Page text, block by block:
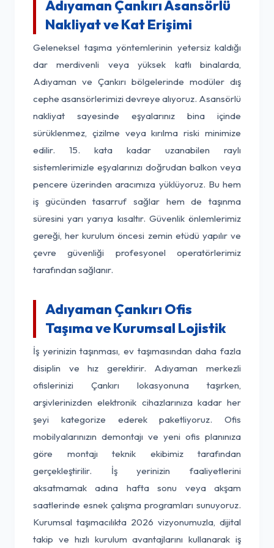
Adıyaman Çankırı Asansörlü
Nakliyat ve Kat Erişimi
Geleneksel taşıma yöntemlerinin yetersiz kaldığı
dar merdivenli veya yüksek katlı binalarda,
Adıyaman ve Çankırı bölgelerinde modüler dış
cephe asansörlerimizi devreye alıyoruz. Asansörlü
nakliyat sayesinde eşyalarınız bina içinde
sürüklenmez, çizilme veya kırılma riski minimize
edilir. 15. kata kadar uzanabilen raylı
sistemlerimizle eşyalarınızı doğrudan balkon veya
pencere üzerinden aracımıza yüklüyoruz. Bu hem
iş gücünden tasarruf sağlar hem de taşınma
süresini yarı yarıya kısaltır. Güvenlik önlemlerimiz
gereği, her kurulum öncesi zemin etüdü yapılır ve
çevre güvenliği profesyonel operatörlerimiz
tarafından sağlanır.
Adıyaman Çankırı Ofis
Taşıma ve Kurumsal Lojistik
İş yerinizin taşınması, ev taşımasından daha fazla
disiplin ve hız gerektirir. Adıyaman merkezli
ofislerinizi Çankırı lokasyonuna taşırken,
arşivlerinizden elektronik cihazlarınıza kadar her
şeyi kategorize ederek paketliyoruz. Ofis
mobilyalarınızın demontajı ve yeni ofis planınıza
göre montajı teknik ekibimiz tarafından
gerçekleştirilir. İş yerinizin faaliyetlerini
aksatmamak adına hafta sonu veya akşam
saatlerinde esnek çalışma programları sunuyoruz.
Kurumsal taşımacılıkta 2026 vizyonumuzla, dijital
takip ve hızlı kurulum avantajlarını kullanarak iş